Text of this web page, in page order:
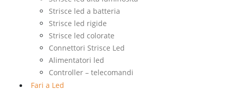
Strisce led a batteria
Strisce led rigide
Strisce led colorate
Connettori Strisce Led
Alimentatori led
Controller – telecomandi
Fari a Led